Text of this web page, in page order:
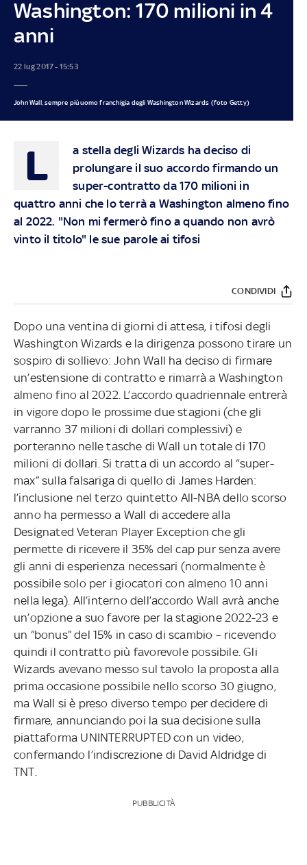
Washington: 170 milioni in 4
anni
22 lug 2017 - 15:53
John Wall, sempre più uomo franchigia degli Washington Wizards (foto Getty)
L
a stella degli Wizards ha deciso di
prolungare il suo accordo firmando un
super-contratto da 170 milioni in
quattro anni che lo terrà a Washington almeno fino
al 2022. "Non mi fermerò fino a quando non avrò
vinto il titolo" le sue parole ai tifosi
CONDIVIDI
Dopo una ventina di giorni di attesa, i tifosi degli
Washington Wizards e la dirigenza possono tirare un
sospiro di sollievo: John Wall ha deciso di firmare
un’estensione di contratto e rimarrà a Washington
almeno fino al 2022. L’accordo quadriennale entrerà
in vigore dopo le prossime due stagioni (che gli
varranno 37 milioni di dollari complessivi) e
porteranno nelle tasche di Wall un totale di 170
milioni di dollari. Si tratta di un accordo al “super-
max” sulla falsariga di quello di James Harden:
l’inclusione nel terzo quintetto All-NBA dello scorso
anno ha permesso a Wall di accedere alla
Designated Veteran Player Exception che gli
permette di ricevere il 35% del cap pur senza avere
gli anni di esperienza necessari (normalmente è
possibile solo per i giocatori con almeno 10 anni
nella lega). All’interno dell’accordo Wall avrà anche
un’opzione a suo favore per la stagione 2022-23 e
un “bonus” del 15% in caso di scambio – ricevendo
quindi il contratto più favorevole possibile. Gli
Wizards avevano messo sul tavolo la proposta alla
prima occasione possibile nello scorso 30 giugno,
ma Wall si è preso diverso tempo per decidere di
firmare, annunciando poi la sua decisione sulla
piattaforma UNINTERRUPTED con un video,
confermando l’indiscrezione di David Aldridge di
TNT.
PUBBLICITÀ